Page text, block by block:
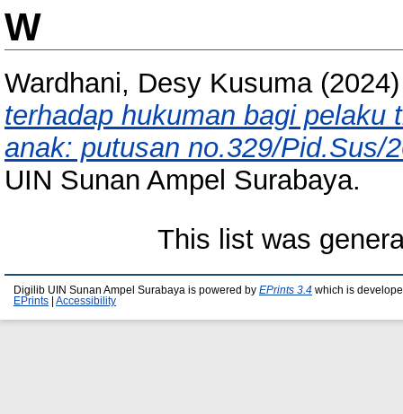
W
Wardhani, Desy Kusuma
terhadap hukuman bagi pelaku
anak: putusan no.329/Pid.Sus/
UIN Sunan Ampel Surabaya.
This list was
Digilib UIN Sunan Ampel Surabaya is powered by EPrints 3.4 which is
EPrints
Accessibility